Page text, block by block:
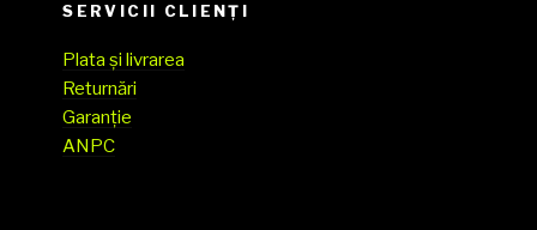
SERVICII CLIENŢI
Plata și livrarea
Returnări
Garanție
ANPC